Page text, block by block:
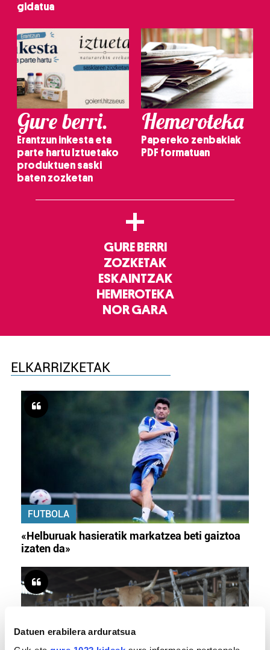
Datuen erabilera arduratsua
gidatua
Gure berri.
Erantzun inkesta eta
parte hartu Iztuetako
produktuen saski
baten zozketan
Hemeroteka
Papereko zenbakiak
PDF formatuan
+
GURE BERRI
ZOZKETAK
ESKAINTZAK
HEMEROTEKA
NOR GARA
ELKARRIZKETAK
FUTBOLA
«Helburuak hasieratik markatzea beti gaiztoa
izaten da»